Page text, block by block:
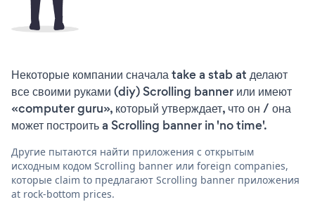
Некоторые компании сначала take a stab at делают
все своими руками (diy) Scrolling banner или имеют
«computer guru», который утверждает, что он / она
может построить a Scrolling banner in 'no time'.
Другие пытаются найти приложения с открытым
исходным кодом Scrolling banner или foreign companies,
которые claim to предлагают Scrolling banner приложения
at rock-bottom prices.